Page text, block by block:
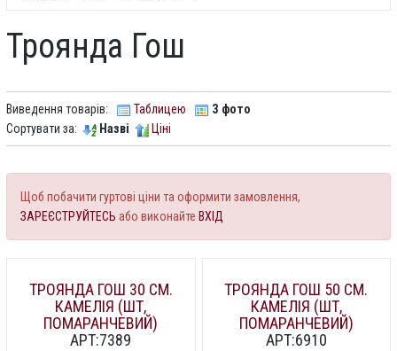
Троянда Гош
Виведення товарів: Таблицею
З фото
Сортувати за:
Назві Ціні
Щоб побачити гуртові ціни та оформити замовлення,
ЗАРЕЄСТРУЙТЕСЬ або виконайте ВХІД
ТРОЯНДА ГОШ 30 СМ.
КАМЕЛІЯ (ШТ,
ПОМАРАНЧЕВИЙ)
АРТ:7389
ТРОЯНДА ГОШ 50 СМ.
КАМЕЛІЯ (ШТ,
ПОМАРАНЧЕВИЙ)
АРТ:6910